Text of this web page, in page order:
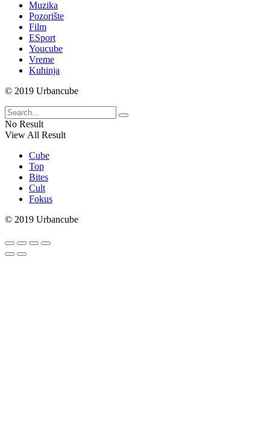
Muzika
Pozorište
Film
ESport
Youcube
Vreme
Kuhinja
© 2019 Urbancube
No Result
View All Result
Cube
Top
Bites
Cult
Fokus
© 2019 Urbancube